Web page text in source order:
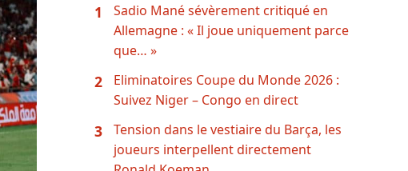
1
Sadio Mané sévèrement critiqué en
Allemagne : « Il joue uniquement parce
que… »
2
Eliminatoires Coupe du Monde 2026 :
Suivez Niger – Congo en direct
3
Tension dans le vestiaire du Barça, les
joueurs interpellent directement